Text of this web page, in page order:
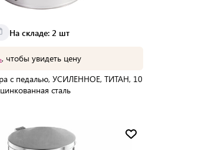
На складе: 2 шт
, чтобы увидеть цену
с педалью, УСИЛЕННОЕ, ТИТАН, 10
сталь
2 до 3 дней